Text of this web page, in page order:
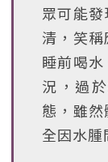
眾可能
清，笑
睡前喝
況，過
態，雖
全因水腫